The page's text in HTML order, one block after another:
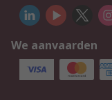
We aanvaarden